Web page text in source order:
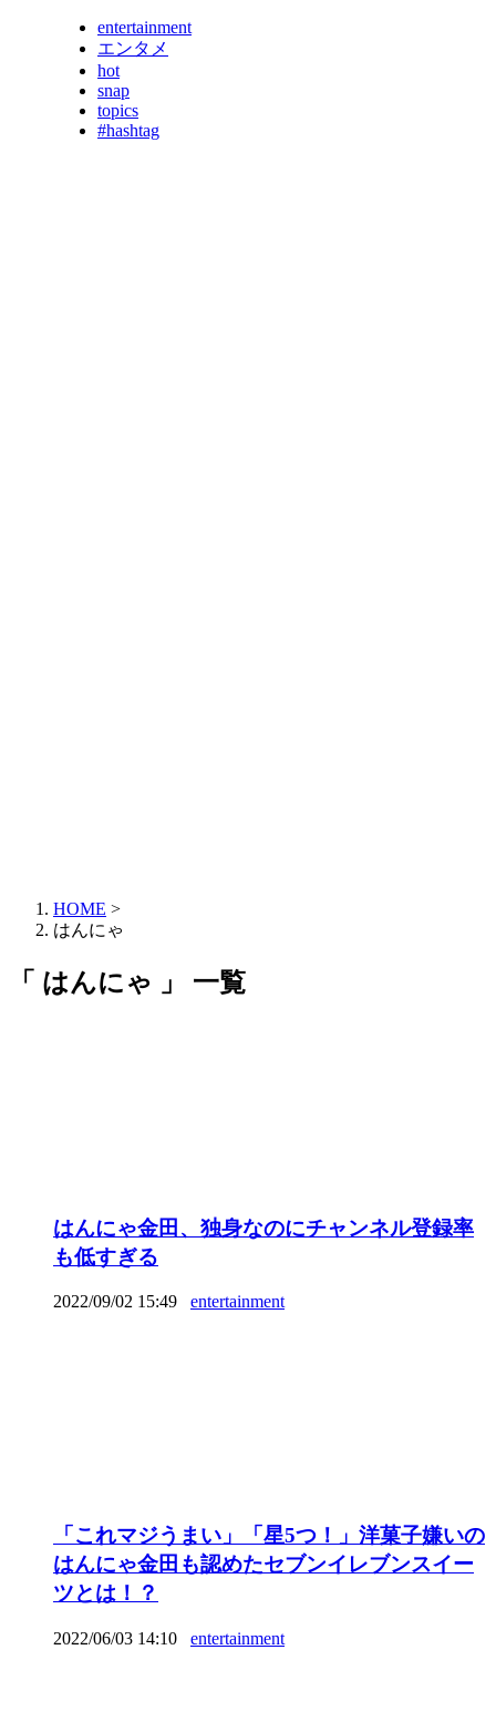
entertainment
エンタメ
hot
snap
topics
#hashtag
HOME >
はんにゃ
「 はんにゃ 」 一覧
はんにゃ金田、独身なのにチャンネル登録率
も低すぎる
2022/09/02 15:49 entertainment
「これマジうまい」「星5つ！」洋菓子嫌いの
はんにゃ金田も認めたセブンイレブンスイー
ツとは！？
2022/06/03 14:10 entertainment